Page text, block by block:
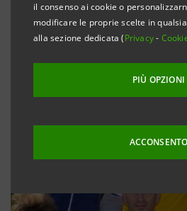
il consenso ai cookie o
modificare le proprie scelte in
alla sezione dedicata (Privacy-
PIÙ OPZIONI
ACCONSENTO